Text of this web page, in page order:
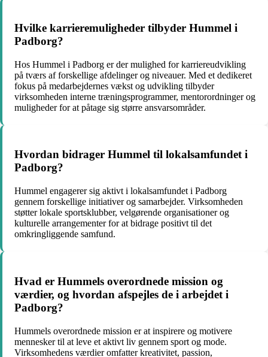
Hvilke karrieremuligheder tilbyder Hummel i
Padborg?
Hos Hummel i Padborg er der mulighed for karriereudvikling
på tværs af forskellige afdelinger og niveauer. Med et dedikeret
fokus på medarbejdernes vækst og udvikling tilbyder
virksomheden interne træningsprogrammer, mentorordninger og
muligheder for at påtage sig større ansvarsområder.
Hvordan bidrager Hummel til lokalsamfundet i
Padborg?
Hummel engagerer sig aktivt i lokalsamfundet i Padborg
gennem forskellige initiativer og samarbejder. Virksomheden
støtter lokale sportsklubber, velgørende organisationer og
kulturelle arrangementer for at bidrage positivt til det
omkringliggende samfund.
Hvad er Hummels overordnede mission og
værdier, og hvordan afspejles de i arbejdet i
Padborg?
Hummels overordnede mission er at inspirere og motivere
mennesker til at leve et aktivt liv gennem sport og mode.
Virksomhedens værdier omfatter kreativitet, passion,